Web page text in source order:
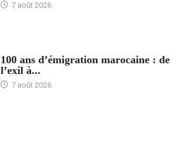
7 août 2026
100 ans d’émigration marocaine : de
l’exil à...
7 août 2026